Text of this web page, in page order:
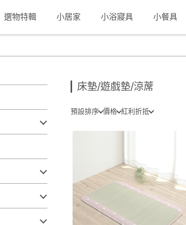
選物特輯 小居家 小浴寢具 小餐具
床墊/遊戲墊/涼蓆
預設排序 價格 紅利折抵